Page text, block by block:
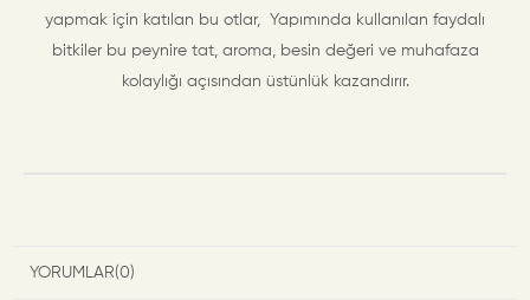
yapmak için katılan bu otlar, Yapımında kullanılan faydalı
bitkiler bu peynire tat, aroma, besin değeri ve muhafaza
kolaylığı açısından üstünlük kazandırır.
YORUMLAR(0)